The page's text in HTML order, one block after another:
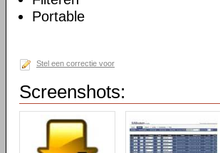
Portable
Stel een correctie voor
Screenshots: